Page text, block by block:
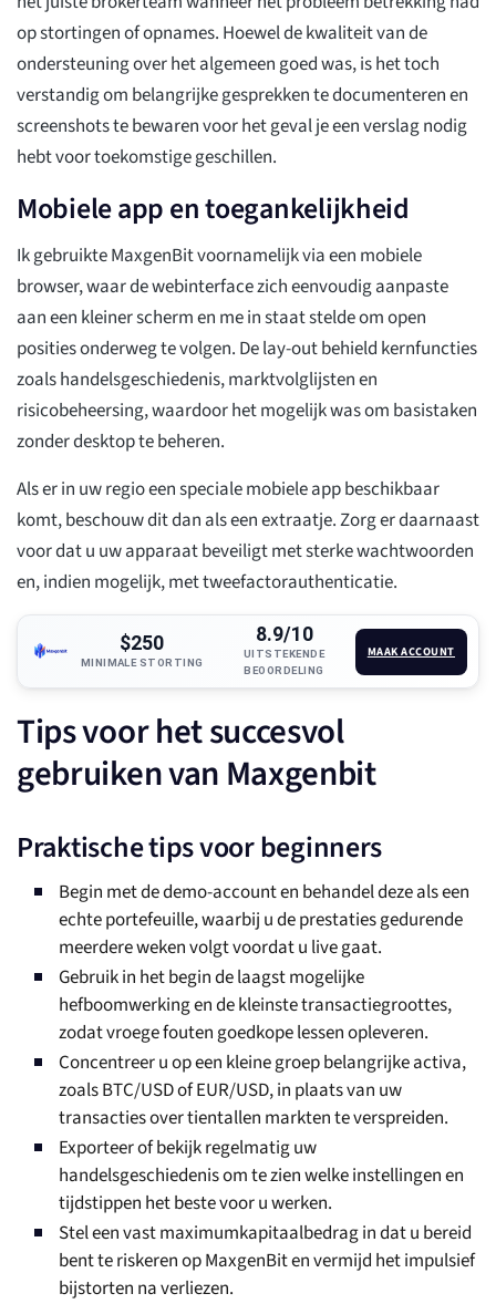
op stortingen of opnames. Hoewel de kwaliteit van de
ondersteuning over het algemeen goed was, is het toch
verstandig om belangrijke gesprekken te documenteren en
screenshots te bewaren voor het geval je een verslag nodig
hebt voor toekomstige geschillen.
Mobiele app en toegankelijkheid
Ik gebruikte MaxgenBit voornamelijk via een mobiele
browser, waar de webinterface zich eenvoudig aanpaste
aan een kleiner scherm en me in staat stelde om open
posities onderweg te volgen. De lay-out behield kernfuncties
zoals handelsgeschiedenis, marktvolglijsten en
risicobeheersing, waardoor het mogelijk was om basistaken
zonder desktop te beheren.
Als er in uw regio een speciale mobiele app beschikbaar
komt, beschouw dit dan als een extraatje. Zorg er daarnaast
voor dat u uw apparaat beveiligt met sterke wachtwoorden
en, indien mogelijk, met tweefactorauthenticatie.
$250
MINIMALE STORTING
8.9/10
UITSTEKENDE
BEOORDELING
MAAK ACCOUNT
Tips voor het succesvol
gebruiken van Maxgenbit
Praktische tips voor beginners
Begin met de demo-account en behandel deze als een
echte portefeuille, waarbij u de prestaties gedurende
meerdere weken volgt voordat u live gaat.
Gebruik in het begin de laagst mogelijke
hefboomwerking en de kleinste transactiegroottes,
zodat vroege fouten goedkope lessen opleveren.
Concentreer u op een kleine groep belangrijke activa,
zoals BTC/USD of EUR/USD, in plaats van uw
transacties over tientallen markten te verspreiden.
Exporteer of bekijk regelmatig uw
handelsgeschiedenis om te zien welke instellingen en
tijdstippen het beste voor u werken.
Stel een vast maximumkapitaalbedrag in dat u bereid
bent te riskeren op MaxgenBit en vermijd het impulsief
bijstorten na verliezen.